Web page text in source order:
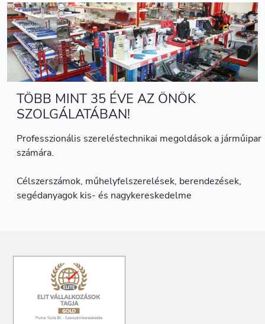
TÖBB MINT 35 ÉVE AZ ÖNÖK
SZOLGÁLATÁBAN!
Professzionális szereléstechnikai megoldások a járműipar
számára.
Célszerszámok, műhelyfelszerelések, berendezések,
segédanyagok kis- és nagykereskedelme